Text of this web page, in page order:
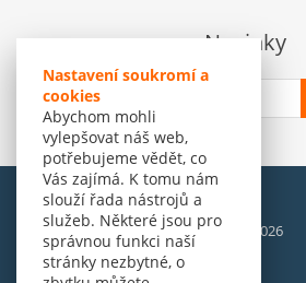
Nastavení soukromí a
cookies
Abychom mohli
vylepšovat náš web,
potřebujeme vědět, co
Vás zajímá. K tomu nám
slouží řada nástrojů a
služeb. Některé jsou pro
správnou funkci naší
stránky nezbytné, o
Novinky
© Amenit Software Solutions, 1998 - 2026
Powered bynopCommerce